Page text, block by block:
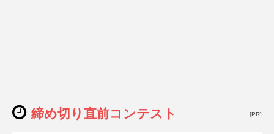
締め切り直前コンテスト [PR]